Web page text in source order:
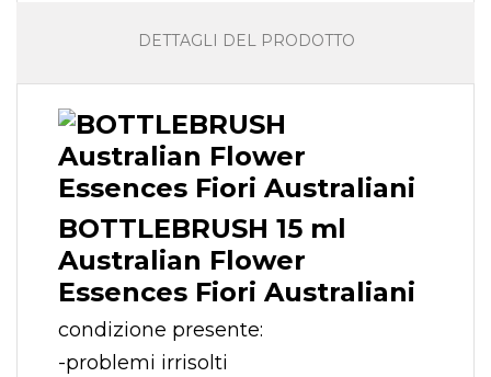
DETTAGLI DEL PRODOTTO
BOTTLEBRUSH 15 ml
Australian Flower
Essences Fiori Australiani
condizione presente:
-problemi irrisolti